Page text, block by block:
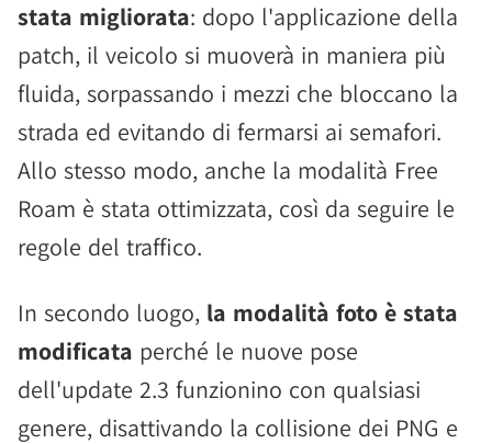
stata migliorata: dopo l'applicazione della
patch, il veicolo si muoverà in maniera più
fluida, sorpassando i mezzi che bloccano la
strada ed evitando di fermarsi ai semafori.
Allo stesso modo, anche la modalità Free
Roam è stata ottimizzata, così da seguire le
regole del traffico.
In secondo luogo, la modalità foto è stata
modificata perché le nuove pose
dell'update 2.3 funzionino con qualsiasi
genere, disattivando la collisione dei PNG e